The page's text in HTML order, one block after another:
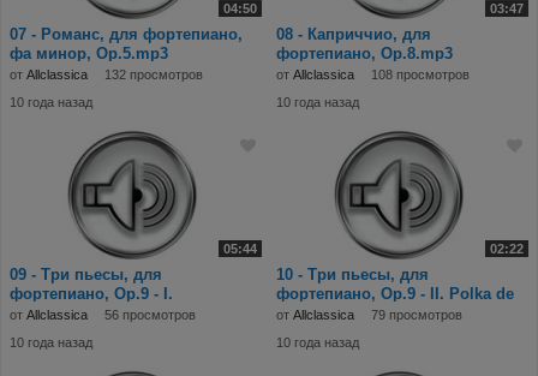
04:50
07 - Романс, для фортепиано,
фа минор, Op.5.mp3
от Allclassica
132 просмотров
10 года назад
03:47
08 - Каприччио, для
фортепиано, Op.8.mp3
от Allclassica
108 просмотров
10 года назад
05:44
09 - Три пьесы, для
фортепиано, Op.9 - I.
Rêverie.mp3
от Allclassica
56 просмотров
10 года назад
02:22
10 - Три пьесы, для
фортепиано, Op.9 - II. Polka de
salon.mp3
от Allclassica
79 просмотров
10 года назад